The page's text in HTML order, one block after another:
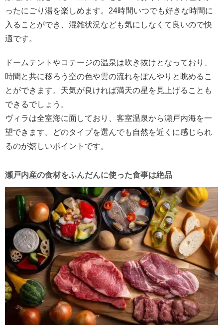
ったにごり湯を楽しめます。24時間いつでも好きな時間に
入ることができ、混雑状況なども気にしなくて良いので快
適です。
ドームテントやコテージの温泉は吹き抜けとなっており、
時間と共に移ろう空の色や雲の流れをぼんやりと眺めるこ
とができます。天気が良ければ満天の星を見上げることも
できるでしょう。
ヴィラは全室海に面しており、客室温泉から瀬戸内海を一
望できます。どのタイプを選んでも自然を近くに感じられ
るのが嬉しいポイントです。
瀬戸内産の食材をふんだんに使った食事は絶品